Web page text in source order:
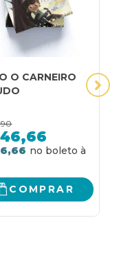
O CARNEIRO
46,66
COMPRAR